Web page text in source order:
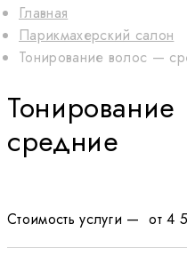
Главная
Парикмахерский салон
Тонирование волос —
Тонирование
cредние
Стоимость услуги — от 4